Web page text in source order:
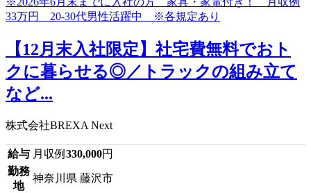
【12月末入社限定】社宅費無料でおト
クに暮らせる◎／トラックの組み立て
など...
株式会社BREXA Next
給与 月収例 330,000円
勤務
地
神奈川県 藤沢市